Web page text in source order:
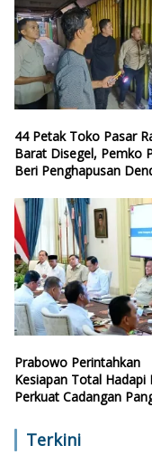
44 Petak Toko Pasar
Barat Disegel, Pemko
Beri Penghapusan
Prabowo Perintahkan
Kesiapan Total Hadapi
Perkuat Cadangan
Terkini